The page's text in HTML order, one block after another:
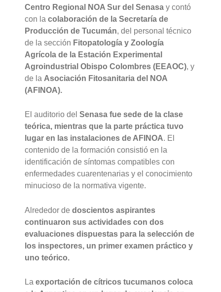
Centro Regional NOA Sur del Senasa y contó
con lacolaboración de la Secretaría de
Producción de Tucumán, del personal técnico
de la sección Fitopatología y Zoología
Agrícola de la Estación Experimental
Agroindustrial Obispo Colombres (EEAOC), y
de la Asociación Fitosanitaria del NOA
(AFINOA).
El auditorio delSenasa fue sede de la clase
teórica, mientras que la parte práctica tuvo
lugar en las instalaciones de AFINOA. El
contenido de la formación consistió en la
identificación de síntomas compatibles con
enfermedades cuarentenarias y el conocimiento
minucioso de la normativa vigente.
Alrededor dedoscientos aspirantes
continuaron sus actividades con dos
evaluaciones dispuestas para la selección de
los inspectores, un primer examen práctico y
uno teórico.
Laexportación de cítricos tucumanos coloca